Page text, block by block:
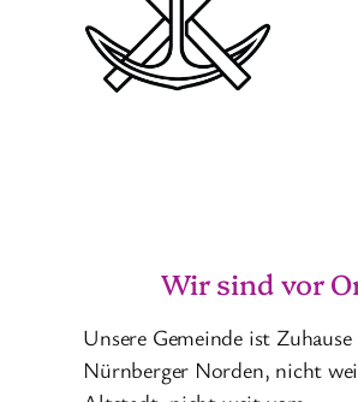
Wir sind vor
Unsere Gemeinde ist
Nürnberger Norden, nicht